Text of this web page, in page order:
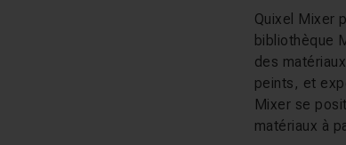
Quixel Mixer
bibliothèque
des
peints, et
Mixer se
matériaux à